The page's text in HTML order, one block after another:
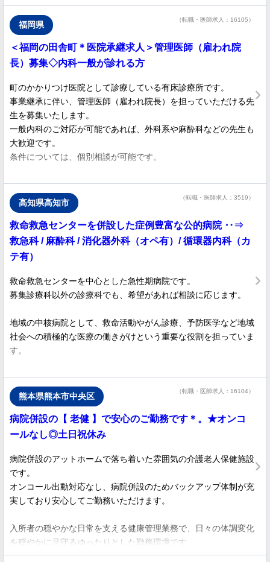
┏━━━━━━━━━━━━━━┓
新規オープンの分院長求人
┗━━━━━━━━━━━━━━┛
●高待遇！
￣￣￣v￣￣￣￣￣￣￣￣￣￣￣￣￣￣￣￣￣￣￣￣￣
先生のご経験等に応じて柔軟に相談可能です。
さらに、実績に応じた昇給もありますので、モチベーション高く
ご勤務いただけます。
●オペなし（外来のみ）も大歓迎！
￣￣￣v￣￣￣￣￣￣￣￣￣￣￣￣￣￣￣￣￣￣￣￣￣
オペの有無は問いません。
「これからは外来中心で落ち着いて勤務したい」という先生も大
歓迎です。
先生のライフスタイルに合わせて「土日休み」や「半日×2日の
休み」なども柔軟に相談に応じます。
●自由度の高い「オープニング院長」
医局人事なし！
検査機器の選定など、先生の使いやすいクリニック環境を一緒に
作っていくことができます。
もし手術をご希望される場合は、白内障や硝子体手術など、先生
また、大学医局との関わりもないため、派閥を気にせずのびのび
とご自身の診療に集中できます。
福岡県
（転職・医師求人：16105）
＜福岡の田舎町＊医院承継求人＞管理医師（雇われ院
長）募集◇内科一般が診れる方
町のかかりつけ医院として診療している有床診療所です。
事業継承に伴い、管理医師（雇われ院長）を担っていただける先
生を募集いたします。
一般内科のご対応が可能であれば、外科系や麻酔科などの先生も
大歓迎です。
条件については、個別相談が可能です。
☆⌒＊・＊⌒☆＊・＊⌒☆＊・＊⌒☆
当院のある福岡県北東部の町は、暮らしのそばにたくさんの自然
があふれています。
海あり、山あり、川ありと三拍子揃っているのも魅力の1つで
す。
引越・帰省費用を法人負担、医師住宅完備など手厚いサポートあ
り♪
高知県高知市
（転職・医師求人：3519）
救命救急センターを併設した症例豊富な公的病院 ‥⇒
救急科 / 麻酔科 / 消化器外科（オペ有）/ 循環器内科（カ
テ有）
救命救急センターを中心とした急性期病院です。
募集診療科以外の診療科でも、希望があれば相談に応じます。
地域の中核病院として、救命活動やがん診療、予防医学など地域
社会への積極的な医療の働きがけという重要な役割を担っていま
す。
JR高知駅北側に位置し、イオン高知ショッピングセンターも徒
歩圏内に隣接しており生活環境が整っています。
また、JR高知駅周辺の都市開発により周辺道路も拡張されてお
り、小中学校も近くにあります。
熊本県熊本市中央区
（転職・医師求人：16104）
病院併設の【 老健 】で安心のご勤務です＊。★オンコ
ールなし◎土日祝休み
病院併設のアットホームで落ち着いた雰囲気の介護老人保健施設
です。
オンコール出動対応なし、病院併設のためバックアップ体制が充
実しており安心してご勤務いただけます。
入所者の穏やかな日常を支える健康管理業務で、日々の体調変化
を穏やかに見守るゆったりとした勤務環境です。
体力的負担が少ないため、ワークライフバランスを重視したい医